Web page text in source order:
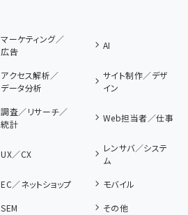
マーケティング／
広告
AI
アクセス解析／
データ分析
サイト制作／デザ
イン
調査／リサーチ／
統計
Web担当者／仕事
UX／CX
レンサバ／システ
ム
EC／ネットショップ
モバイル
SEM その他